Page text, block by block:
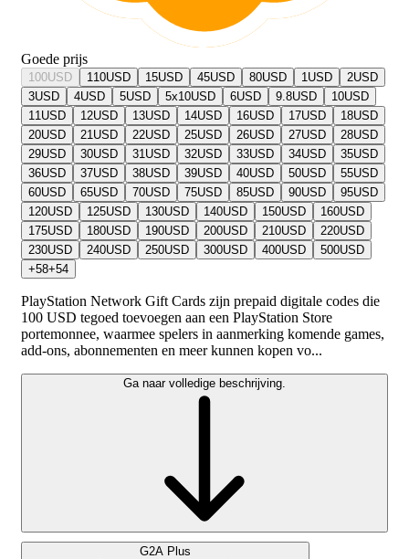
Goede prijs
100USD 110USD 15USD 45USD 80USD 1USD 2USD
3USD 4USD 5USD 5x10USD 6USD 9.8USD 10USD
11USD 12USD 13USD 14USD 16USD 17USD 18USD
20USD 21USD 22USD 25USD 26USD 27USD 28USD
29USD 30USD 31USD 32USD 33USD 34USD 35USD
36USD 37USD 38USD 39USD 40USD 50USD 55USD
60USD 65USD 70USD 75USD 85USD 90USD 95USD
120USD 125USD 130USD 140USD 150USD 160USD
175USD 180USD 190USD 200USD 210USD 220USD
230USD 240USD 250USD 300USD 400USD 500USD
+58+54
PlayStation Network Gift Cards zijn prepaid digitale codes die
100 USD tegoed toevoegen aan een PlayStation Store
portemonnee, waarmee spelers in aanmerking komende games,
add-ons, abonnementen en meer kunnen kopen vo...
Ga naar volledige beschrijving.
G2A Plus